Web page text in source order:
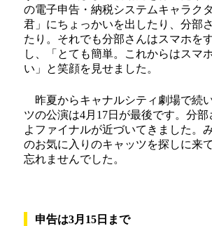
の電子申告・納税システムキャラク
君」にちょっかいを出したり、分部
たり。それでも分部さんはスマホを
し、「とても簡単。これからはスマ
い」と笑顔を見せました。
昨夏からキャナルシティ劇場で続
ツの公演は4月17日が最後です。分
よファイナルが近づいてきました。
のお気に入りのキャッツを探しに来
忘れませんでした。
申告は3月15日まで